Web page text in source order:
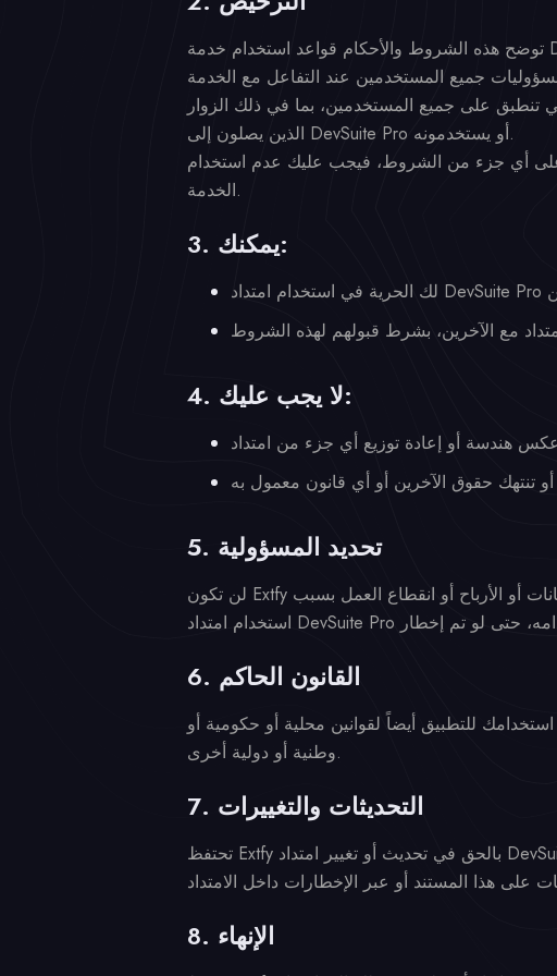
تنطبق على جميع المستخدمين، بما في ذلك الزوار
الذين يصلون إلى DevSuite Pro أو يستخدمونه.
على أي جزء من الشروط، فيجب عليك عدم استخدام
الخدمة.
3. يمكنك:
4. لا يجب عليك:
5. تحديد المسؤولية
لن تكون Extfy والشركات التابعة لها مسؤولة عن أي أضرار، بما في ذلك على سبيل المثال لا الحصر فقدان البيانات أو الأرباح أو انقطاع العمل بسبب
6. القانون الحاكم
للتطبيق أيضاً لقوانين محلية أو حكومية أو
وطنية أو دولية أخرى.
7. التحديثات والتغييرات
تحتفظ Extfy بالحق في تحديث أو تغيير امتداد DevSuite Pro أو شروطه أو هيكل التسعير الخاص به في أي وقت دون إشعار مسبق. ومع ذلك، سيتم إبلاغ
8. الإنهاء